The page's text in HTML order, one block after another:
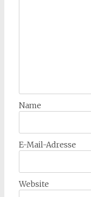
Name
E-Mail-Adresse
Website